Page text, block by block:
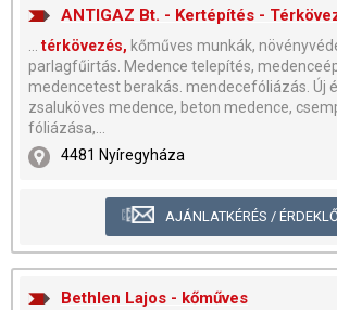
ANTIGAZ Bt. - Kertépítés -
... térkövezés, kőműves munkák,
parlagfűirtás. Medence telepítés,
medencetest berakás. mendecefóliázás. Új
zsaluköves medence, beton medence,
fóliázása,...
4481 Nyíregyháza
AJÁNLATKÉRÉS /
Bethlen Lajos - kőműves